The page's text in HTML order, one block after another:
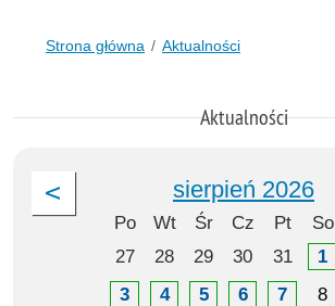
Strona główna Aktualności
Aktualności
sierpień 2026
Po Wt Śr Cz Pt So
27
28 29 30 31 1
3
4 5 6 7 8